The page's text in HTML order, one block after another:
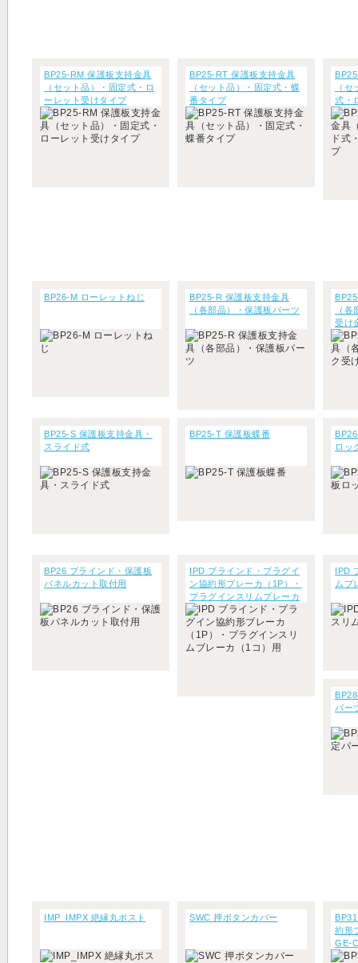
BP25-RM 保護板支持金具
（セット品）・固定式・ロ
ーレット受けタイプ
BP25-RT 保護板支持金具
（セット品）・固定式・蝶
番タイプ
（
式・
BP26-M ローレットねじ
BP25-R 保護板支持金具
（各部品）・保護板パーツ
（
受け
BP25-S 保護板支持金具・
スライド式
BP25-T 保護板蝶番
ロッ
BP26 ブラインド・保護板
パネルカット取付用
IPD ブラインド・プラグイ
ン協約形ブレーカ（1P）・
プラグインスリムブレーカ
（1コ）用
IPD
ムブ
パー
IMP_IMPX 絶縁丸ポスト SWC 押ボタンカバー
約形
GE-
（